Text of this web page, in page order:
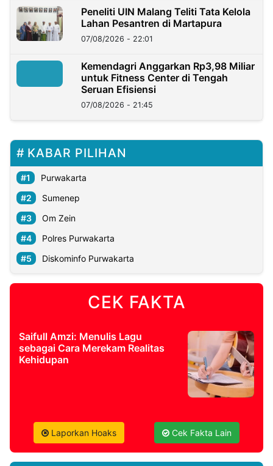
Peneliti UIN Malang Teliti Tata Kelola
Lahan Pesantren di Martapura
07/08/2026 - 22:01
Kemendagri Anggarkan Rp3,98 Miliar
untuk Fitness Center di Tengah
Seruan Efisiensi
07/08/2026 - 21:45
KABAR PILIHAN
Purwakarta
Sumenep
Om Zein
Polres Purwakarta
Diskominfo Purwakarta
CEK FAKTA
Saifull Amzi: Menulis Lagu
sebagai Cara Merekam Realitas
Kehidupan
Laporkan Hoaks Cek Fakta Lain